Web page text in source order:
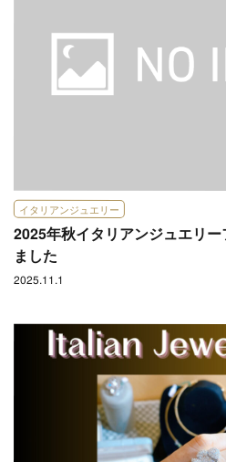
イタリアンジュエリー
2025年秋イタリアンジュエリ
ました
2025.11.1